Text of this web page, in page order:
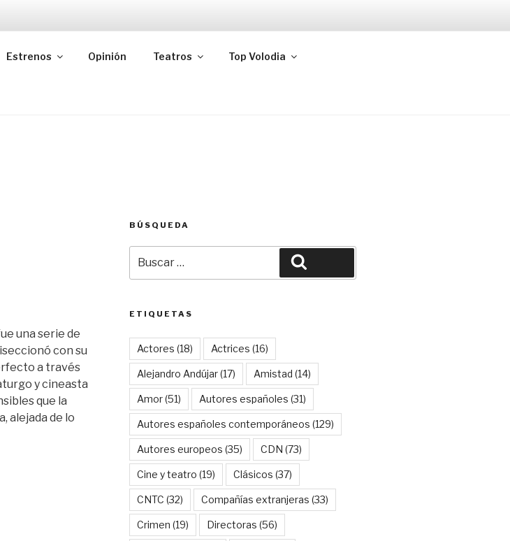
Estrenos Opinión Teatros Top Volodia
una serie de
con su
a través
y cineasta
que la
alejada de lo
BÚSQUEDA
por:
ETIQUETAS
Actores (18) Actrices (16)
Alejandro Andújar(17) Amistad (14)
Amor(51) Autores españoles (31)
Autores españoles contemporáneos (129)
Autores europeos (35) CDN (73)
Cine y teatro (19) Clásicos (37)
CNTC (32) Compañías extranjeras (33)
Crimen (19) Directoras (56)